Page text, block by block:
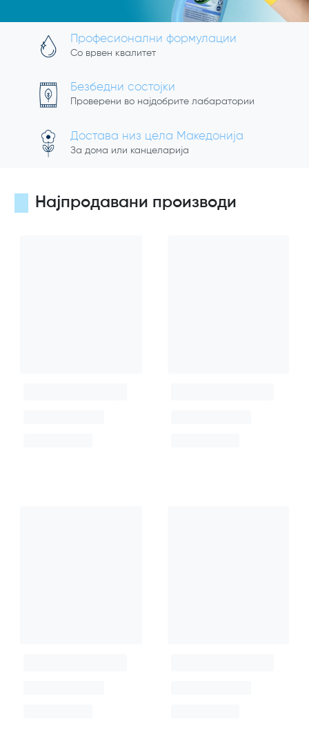
Професионални формулации
Со врвен квалитет
Безбедни состојки
Проверени во најдобрите лабаратории
Достава низ цела Македонија
За дома или канцеларија
Најпродавани производи